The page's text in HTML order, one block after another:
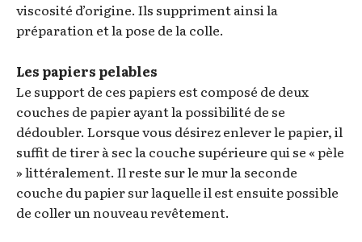
viscosité d’origine. Ils suppriment ainsi la
préparation et la pose de la colle.
Les papiers pelables
Le support de ces papiers est composé de deux
couches de papier ayant la possibilité de se
dédoubler. Lorsque vous désirez enlever le papier, il
suffit de tirer à sec la couche supérieure qui se « pèle
» littéralement. Il reste sur le mur la seconde
couche du papier sur laquelle il est ensuite possible
de coller un nouveau revêtement.